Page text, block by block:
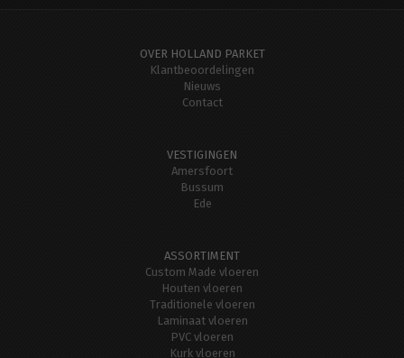
OVER HOLLAND PARKET
Klantbeoordelingen
Nieuws
Contact
VESTIGINGEN
Amersfoort
Bussum
Ede
ASSORTIMENT
Custom Made vloeren
Houten vloeren
Traditionele vloeren
Laminaat vloeren
PVC vloeren
Kurk vloeren